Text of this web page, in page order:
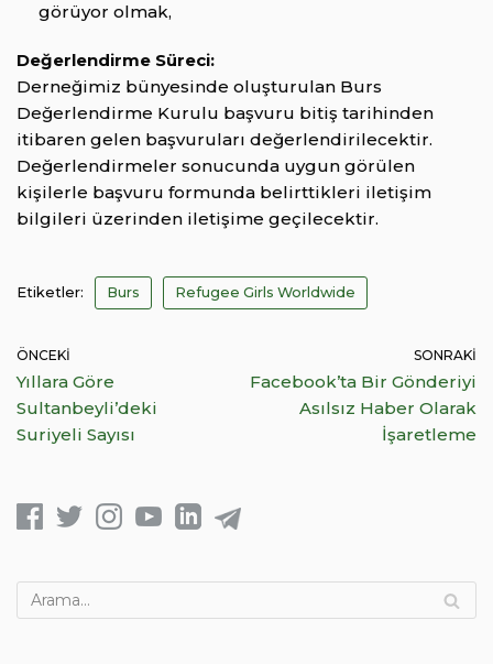
görüyor olmak,
Değerlendirme Süreci:
Derneğimiz bünyesinde oluşturulan Burs
Değerlendirme Kurulu başvuru bitiş tarihinden
itibaren gelen başvuruları değerlendirilecektir.
Değerlendirmeler sonucunda uygun görülen
kişilerle başvuru formunda belirttikleri iletişim
bilgileri üzerinden iletişime geçilecektir.
Etiketler: Burs Refugee Girls Worldwide
ÖNCEKI
Yıllara Göre
Sultanbeyli’deki
Suriyeli Sayısı
SONRAKI
Facebook’ta Bir Gönderiyi
Asılsız Haber Olarak
İşaretleme